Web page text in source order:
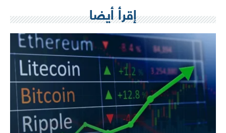
إقرأ أيضا